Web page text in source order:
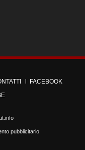
FACEBOOK
pubblicitario